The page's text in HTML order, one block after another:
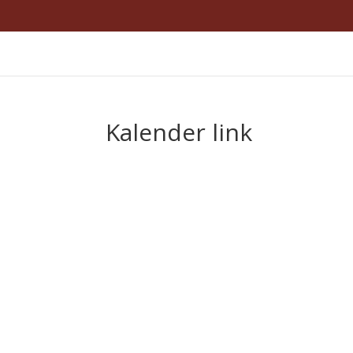
Kalender link